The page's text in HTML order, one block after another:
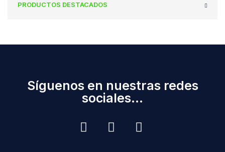
PRODUCTOS DESTACADOS
Síguenos en nuestras redes
sociales...